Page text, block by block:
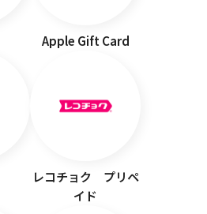
Apple Gift Card
レコチョク プリペ
イド